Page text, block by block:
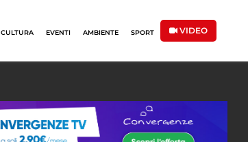
CULTURA EVENTI AMBIENTE SPORT VIDEO